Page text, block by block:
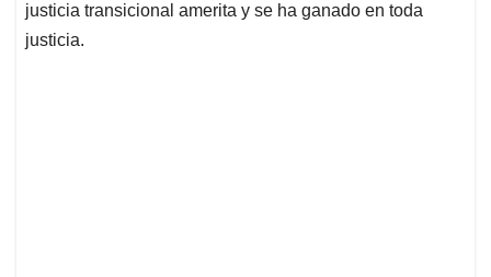
justicia transicional amerita y se ha ganado en toda
justicia.